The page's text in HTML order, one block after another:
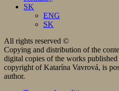
SK
ENG
SK
All rights reserved ©
Copying and distribution of the
digital copies of the works
copyright of Katarína Vavrová, is
author.